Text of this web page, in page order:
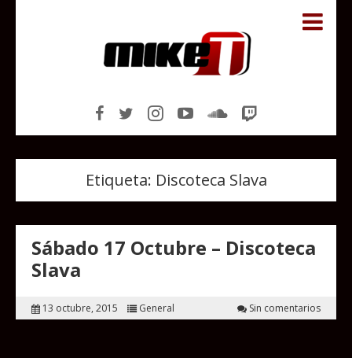
Etiqueta: Discoteca Slava
Sábado 17 Octubre – Discoteca
Slava
13 octubre, 2015 General Sin comentarios